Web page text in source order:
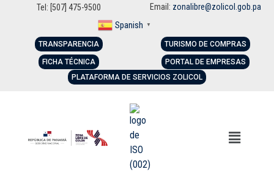
Tel: [507] 475-9500 Email: zonalibre@zolicol.gob.pa
Spanish ▼
TRANSPARENCIA
FICHA TÉCNICA
TURISMO DE COMPRAS
PORTAL DE EMPRESAS
PLATAFORMA DE SERVICIOS ZOLICOL